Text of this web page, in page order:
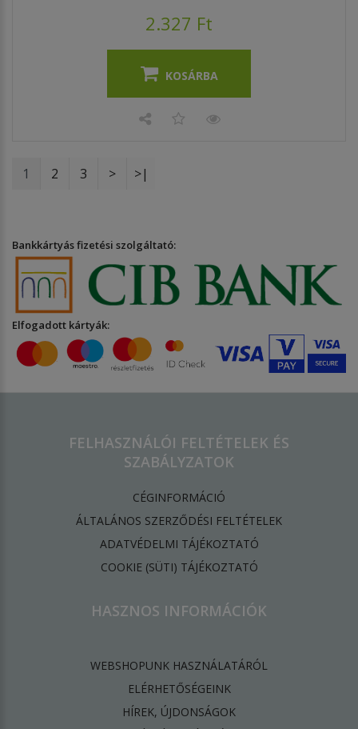
2.327 Ft
KOSÁRBA
1 2 3 > >|
Bankkártyás fizetési szolgáltató:
Elfogadott kártyák:
FELHASZNÁLÓI FELTÉTELEK ÉS
SZABÁLYZATOK
CÉGINFORMÁCIÓ
ÁLTALÁNOS SZERZŐDÉSI FELTÉTELEK
ADATVÉDELMI TÁJÉKOZTATÓ
​COOKIE (SÜTI) TÁJÉKOZTATÓ
HASZNOS INFORMÁCIÓK
WEBSHOPUNK HASZNÁLATÁRÓL
ELÉRHETŐSÉGEINK
HÍREK, ÚJDONSÁGOK